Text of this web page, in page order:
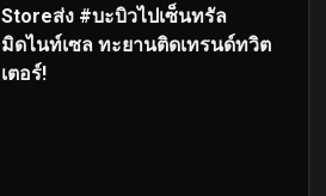
Storeส่ง #บะบิวไปเซ็นทรัล
มิดไนท์เซล ทะยานติดเทรนด์ทวิต
เตอร์!